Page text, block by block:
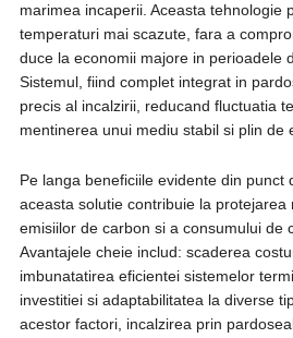
marimea incaperii. Aceasta tehnologie
temperaturi mai scazute, fara a
duce la economii majore in perioadele
Sistemul, fiind complet integrat in
precis al incalzirii, reducand fluctuatia
mentinerea unui mediu stabil si plin de
Pe langa beneficiile evidente din punct
aceasta solutie contribuie la protejarea
emisiilor de carbon si a consumului de
Avantajele cheie includ: scaderea
imbunatatirea eficientei sistemelor
investitiei si adaptabilitatea la diverse
acestor factori, incalzirea prin